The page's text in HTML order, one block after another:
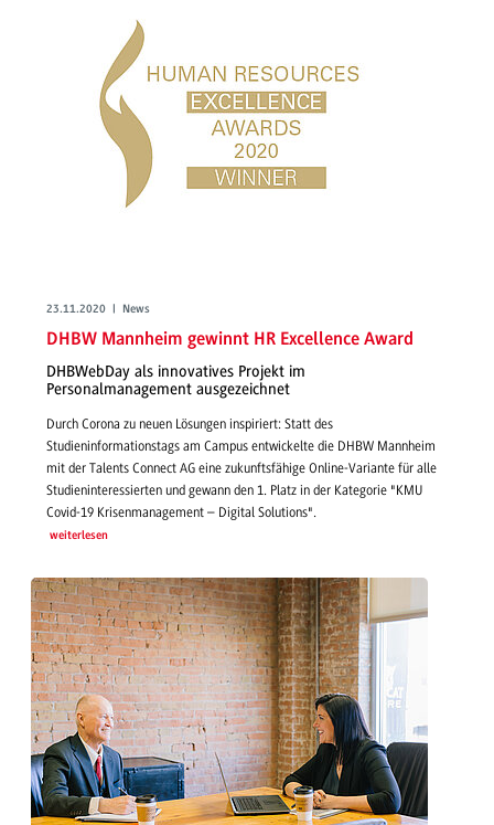
23.11.2020 | News
DHBW Mannheim gewinnt HR Excellence Award
DHBWebDay als innovatives Projekt im
Personalmanagement ausgezeichnet
Durch Corona zu neuen Lösungen inspiriert: Statt des
Studieninformationstags am Campus entwickelte die DHBW Mannheim
mit der Talents Connect AG eine zukunftsfähige Online-Variante für alle
Studieninteressierten und gewann den 1. Platz in der Kategorie "KMU
Covid-19 Krisenmanagement – Digital Solutions".
weiterlesen